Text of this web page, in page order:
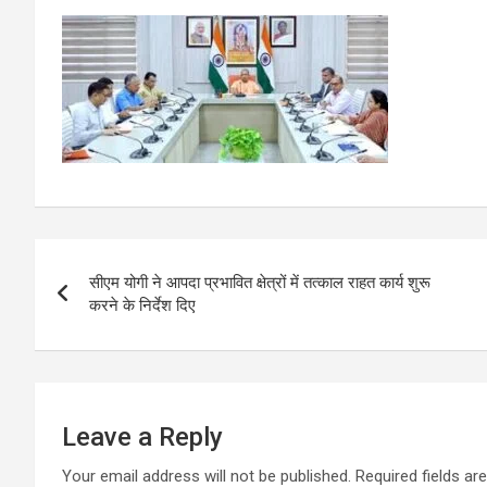
navigation
सीएम योगी ने आपदा प्रभावित क्षेत्रों में तत्काल राहत कार्य शुरू
करने के निर्देश दिए
Leave a Reply
Your email address will not be published. Required fields